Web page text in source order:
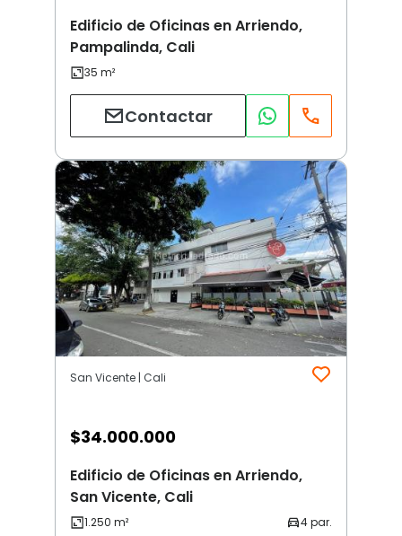
Edificio de Oficinas en Arriendo,
Pampalinda, Cali
Contactar
San Vicente | Cali
$34.000.000
Edificio de Oficinas en Arriendo,
San Vicente, Cali